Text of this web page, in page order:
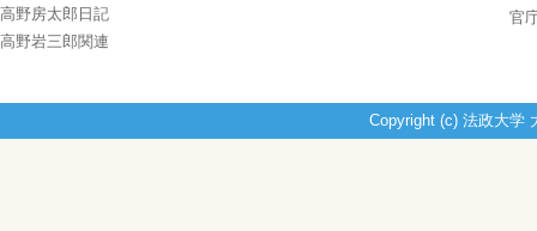
高野房太郎日記
高野岩三郎関連
官
Copyright (c) 法政大学